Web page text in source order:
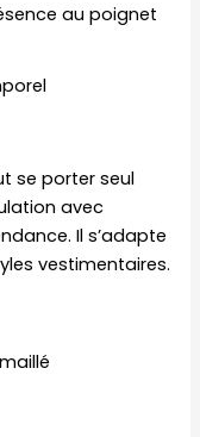
au poignet
se porter seul
avec
Il s’adapte
vestimentaires.